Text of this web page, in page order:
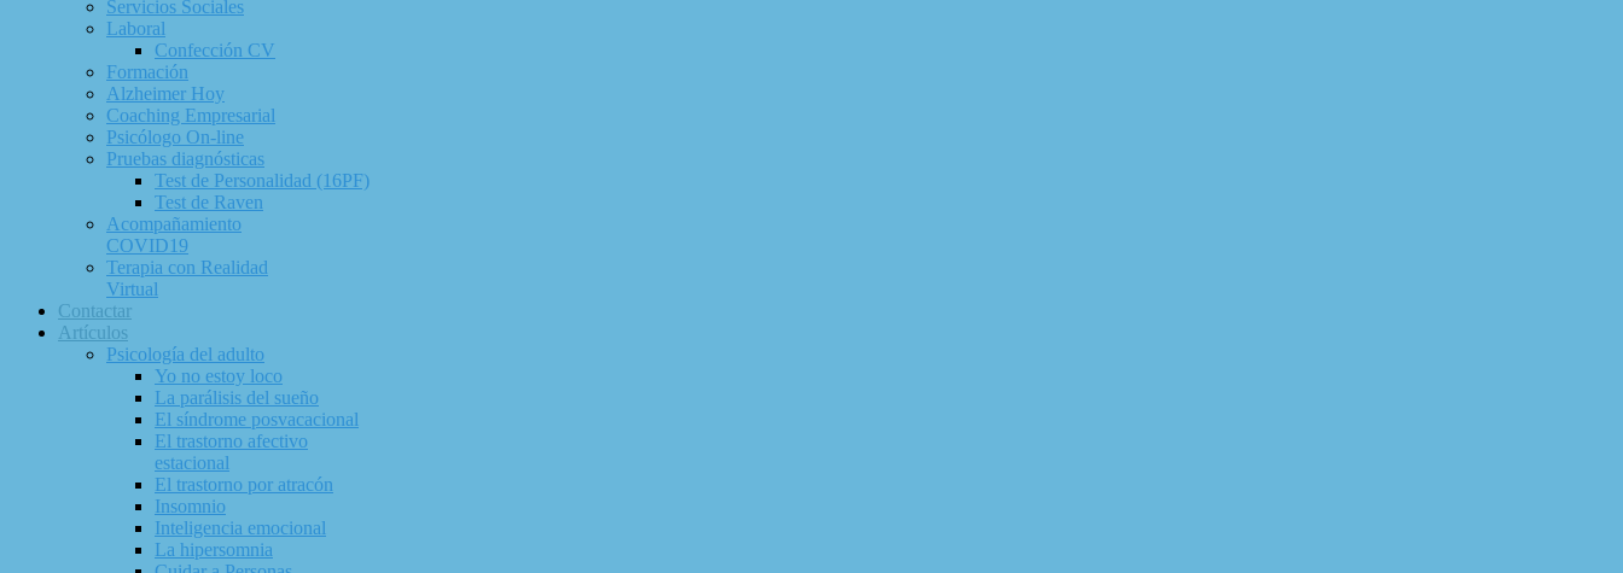
Servicios Sociales
Laboral
Confección CV
Formación
Alzheimer Hoy
Coaching Empresarial
Psicólogo On-line
Pruebas diagnósticas
Test de Personalidad (16PF)
Test de Raven
Acompañamiento
COVID19
Terapia con Realidad
Virtual
Contactar
Artículos
Psicología del adulto
Yo no estoy loco
La parálisis del sueño
El síndrome posvacacional
El trastorno afectivo
estacional
El trastorno por atracón
Insomnio
Inteligencia emocional
La hipersomnia